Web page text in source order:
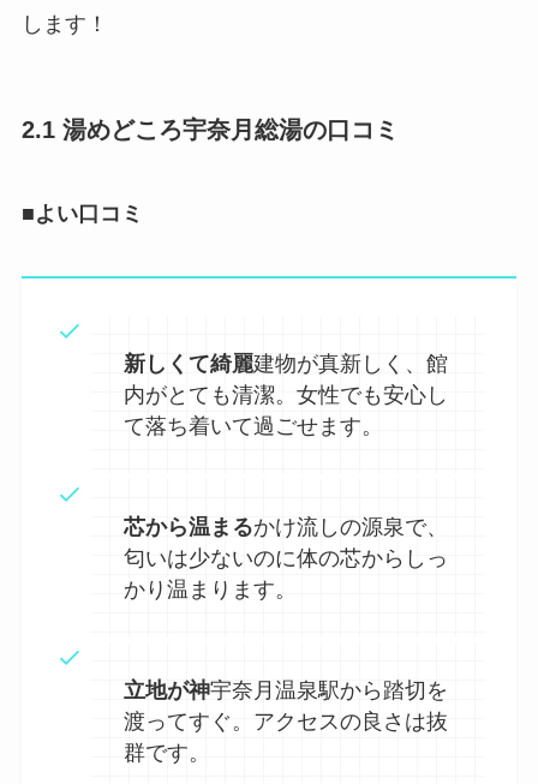
します！
2.1 湯めどころ宇奈月総湯の口コミ
■よい口コミ
新しくて綺麗建物が真新しく、館
内がとても清潔。女性でも安心し
て落ち着いて過ごせます。
芯から温まるかけ流しの源泉で、
匂いは少ないのに体の芯からしっ
かり温まります。
立地が神宇奈月温泉駅から踏切を
渡ってすぐ。アクセスの良さは抜
群です。